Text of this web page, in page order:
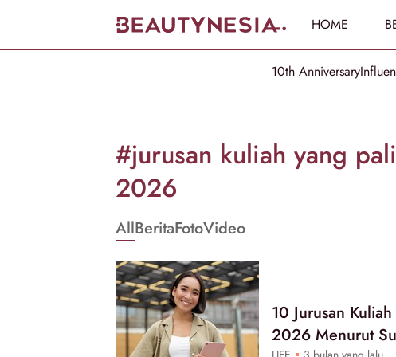
HOME
10th Anniversary
[GET_DATA_TITLE]
Beautynesia
#jurusan kuliah yang
2026
AllBeritaFotoVideo
10 Jurusan
2026 Menurut